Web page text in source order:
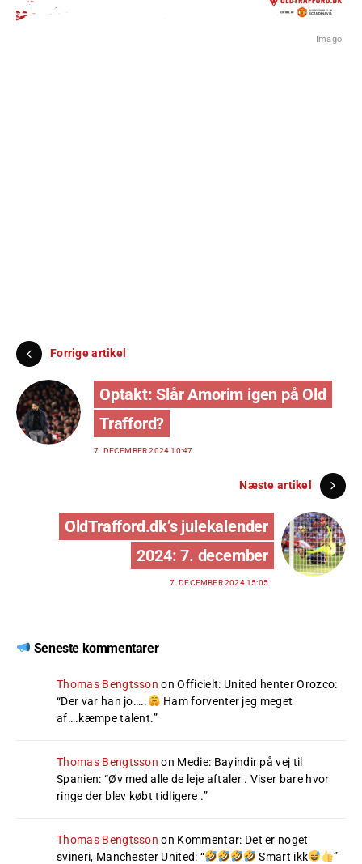
Imago
Forrige artikel
Optakt: Slår Amorim igen på Old
Trafford?
7. DECEMBER 2024 10:47
Næste artikel
OldTrafford.dk’s julekalender
2024: 7. december
7. DECEMBER 2024 15:05
Seneste kommentarer
Thomas Bengtsson onOfficielt: United henter Orozco:
“Der var han jo…..
Ham forventer jeg meget
af….kæmpe talent.”
Thomas Bengtsson on Medie: Bayindir på vej til
Spanien: “Øv med alle de leje aftaler . Viser bare hvor
ringe der blev købt tidligere .”
Thomas Bengtsson on Kommentar: Det er noget
svineri, Manchester United: “ Smart ikk ”